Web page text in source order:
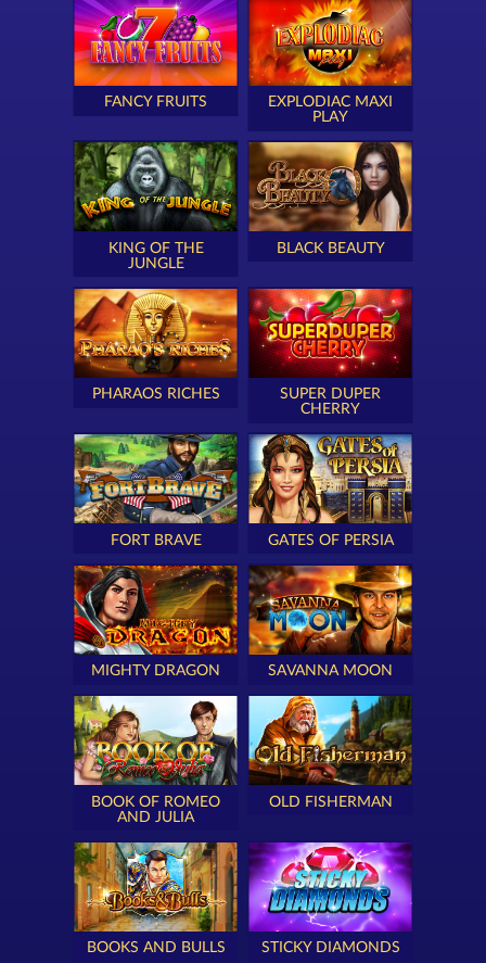
FANCY FRUITS
EXPLODIAC MAXI
PLAY
KING OF THE
JUNGLE
BLACK BEAUTY
PHARAOS RICHES
SUPER DUPER
CHERRY
FORT BRAVE GATES OF PERSIA
MIGHTY DRAGON SAVANNA MOON
BOOK OF ROMEO
AND JULIA
OLD FISHERMAN
BOOKS AND BULLS STICKY DIAMONDS